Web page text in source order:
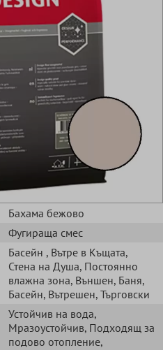
Бахама бежово
Фугираща смес
Басейн , Вътре в Къщата,
Стена на Душа, Постоянно
влажна зона, Външен, Баня,
Басейн, Вътрешен, Търговски
Устойчив на вода,
Мразоустойчив, Подходящ за
подово отопление,